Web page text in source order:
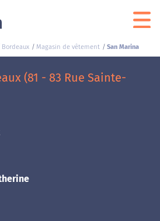
Bordeaux Magasin de vêtement San Marina
(81 - 83 Rue Sainte-